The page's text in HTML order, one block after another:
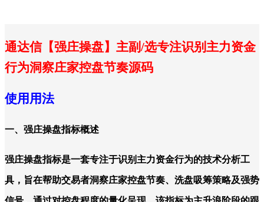
通达信【强庄操盘】主副/选专注识别主力资金
行为洞察庄家控盘节奏源码
使用用法
一、强庄操盘指标概述
强庄操盘指标是一套专注于识别主力资金行为的技术分析工
具，旨在帮助交易者洞察庄家控盘节奏、洗盘吸筹策略及强势